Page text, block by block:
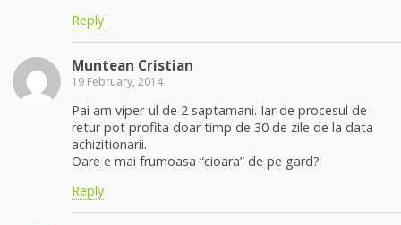
Reply
Muntean Cristian
19 February, 2014
Pai am viper-ul de 2 saptamani. Iar de procesul de
retur pot profita doar timp de 30 de zile de la data
achizitionarii.
Oare e mai frumoasa “cioara” de pe gard?
Reply